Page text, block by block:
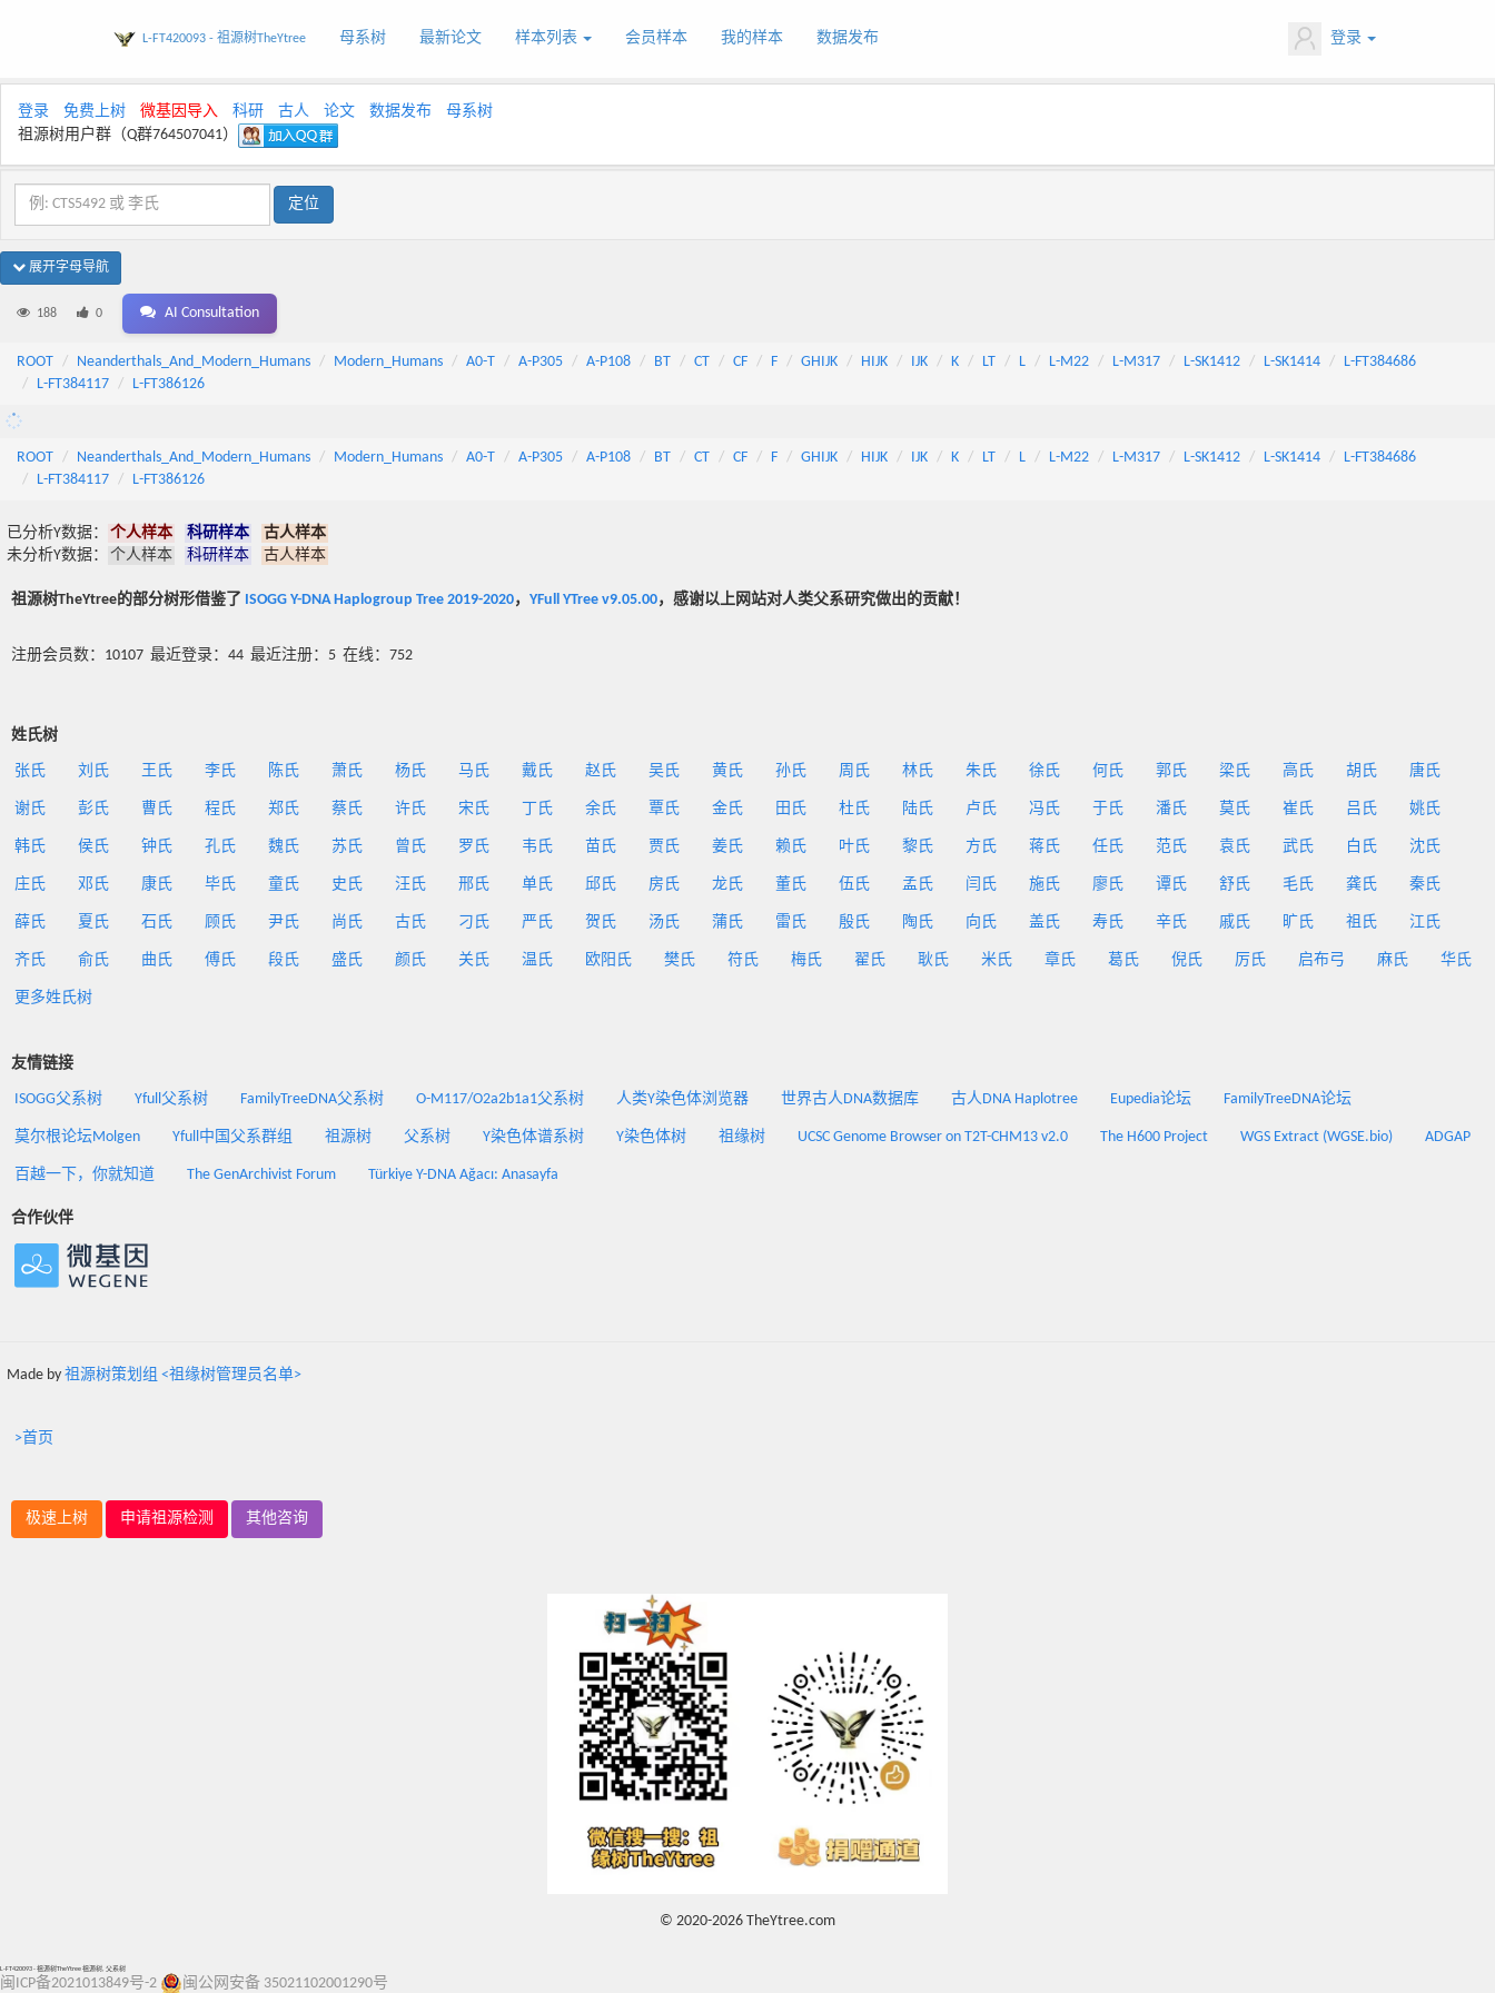
L-FT420093 - 祖源树TheYtree 母系树 最新论文 样本列表 会员样本 我的样本 数据发布 登录
登录 免费上树 微基因导入 科研 古人 论文 数据发布
母系树
祖源树用户群（Q群764507041）
展开字母导航
188 0 AI Consultation
ROOT Neanderthals_And_Modern_Humans Modern_Humans A0-T A-P305 A-P108 BT CT CF F GHIJK HIJK IJK K LT L L-M22 L-M317 L-SK1412 L-SK1414
L-FT384686
L-FT384117
L-FT386126
ROOT Neanderthals_And_Modern_Humans Modern_Humans A0-T A-P305 A-P108 BT CT CF F GHIJK HIJK IJK K LT L L-M22 L-M317 L-SK1412 L-SK1414
L-FT384686
L-FT384117
L-FT386126
已分析Y数据： 个人样本 科研样本
古人样本
未分析Y数据：
个人样本 科研样本 古人样本
祖源树TheYtree的部分树形借鉴了 ISOGG Y-DNA Haplogroup Tree 2019-2020， YFull YTree v9.05.00，感谢以上网站对人类父系研究做出的贡献！
注册会员数：10107 最近登录：44 最近注册：5 在线：752
姓氏树
张氏 刘氏 王氏 李氏 陈氏 萧氏 杨氏 马氏 戴氏 赵氏 吴氏 黄氏 孙氏 周氏 林氏 朱氏 徐氏 何氏 郭氏 梁氏 高氏 胡氏 唐氏
谢氏 彭氏 曹氏 程氏 郑氏 蔡氏 许氏 宋氏 丁氏 余氏 覃氏 金氏 田氏 杜氏 陆氏 卢氏 冯氏 于氏 潘氏 莫氏 崔氏 吕氏 姚氏
韩氏 侯氏 钟氏 孔氏 魏氏 苏氏 曾氏 罗氏 韦氏 苗氏 贾氏 姜氏 赖氏 叶氏 黎氏 方氏 蒋氏 任氏 范氏 袁氏 武氏 白氏 沈氏
庄氏 邓氏 康氏 毕氏 童氏 史氏 汪氏 邢氏 单氏 邱氏 房氏 龙氏 董氏 伍氏 孟氏 闫氏 施氏 廖氏 谭氏 舒氏 毛氏 龚氏 秦氏
薛氏 夏氏 石氏 顾氏 尹氏 尚氏 古氏 刁氏 严氏 贺氏 汤氏 蒲氏 雷氏 殷氏 陶氏 向氏 盖氏 寿氏 辛氏 戚氏 旷氏 祖氏 江氏
齐氏 俞氏 曲氏 傅氏 段氏 盛氏 颜氏 关氏 温氏 欧阳氏 樊氏 符氏 梅氏 翟氏 耿氏 米氏 章氏 葛氏 倪氏 厉氏 启布弓 麻氏 华氏
更多姓氏树
友情链接
ISOGG父系树 Yfull父系树 FamilyTreeDNA父系树 O-M117/O2a2b1a1父系树 人类Y染色体浏览器 世界古人DNA数据库 古人DNA Haplotree Eupedia论坛 FamilyTreeDNA论坛
莫尔根论坛Molgen Yfull中国父系群组 祖源树 父系树 Y染色体谱系树 Y染色体树 祖缘树 UCSC Genome Browser on T2T-CHM13 v2.0 The H600 Project WGS Extract (WGSE.bio) ADGAP
百越一下，你就知道 The GenArchivist Forum Türkiye Y-DNA Ağacı: Anasayfa
合作伙伴
Made by 祖源树策划组 <祖缘树管理员名单>
>首页
极速上树 申请祖源检测 其他咨询
© 2020-2026 TheYtree.com
L-FT420093 - 祖源树TheYtree 祖源树, 父系树
闽ICP备2021013849号-2 闽公网安备 35021102001290号